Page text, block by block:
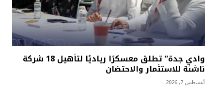
وادي جدة” تطلق معسكرًا رياديًا لتأهيل 18 شركة
ناشئة للاستثمار والاحتضان
أغسطس 7, 2026